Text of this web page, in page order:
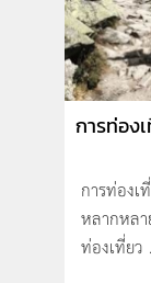
การท่อง
การท่องเ
หลากหล
ท่องเที่ยว